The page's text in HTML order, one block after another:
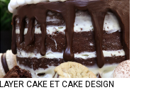
LAYER CAKE ET CAKE DESIGN